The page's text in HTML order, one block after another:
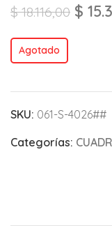
$18.116,00 $
Agotado
SKU: 061-S-4026##
Categorías: